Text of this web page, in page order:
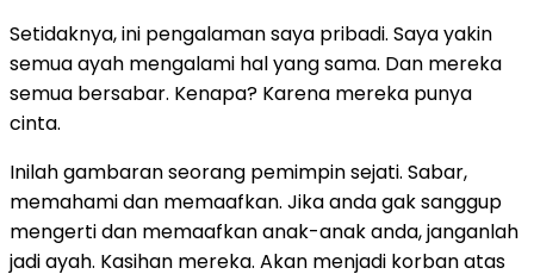
Setidaknya, ini pengalaman saya pribadi. Saya yakin
semua ayah mengalami hal yang sama. Dan mereka
semua bersabar. Kenapa? Karena mereka punya
cinta.
Inilah gambaran seorang pemimpin sejati. Sabar,
memahami dan memaafkan. Jika anda gak sanggup
mengerti dan memaafkan anak-anak anda, janganlah
jadi ayah. Kasihan mereka. Akan menjadi korban atas